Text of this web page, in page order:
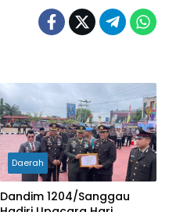
Daerah
Dandim 1204/Sanggau